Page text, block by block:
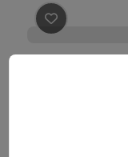
Beitrag merken
Der Gasthof